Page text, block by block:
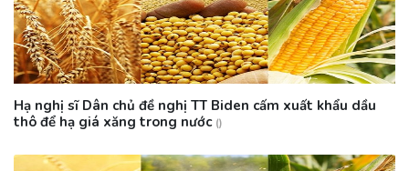
Hạ nghị sĩ Dân chủ đề nghị TT Biden cấm xuất khẩu dầu
thô để hạ giá xăng trong nước ()